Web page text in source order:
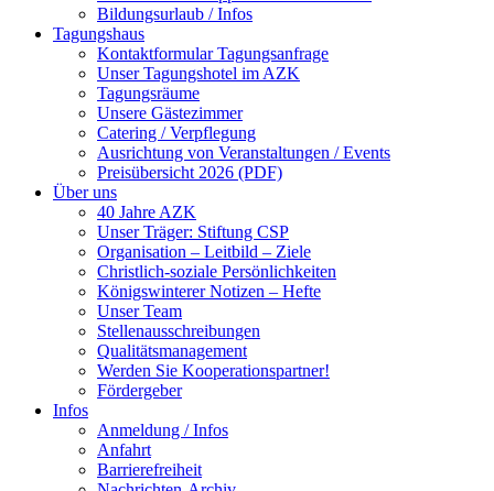
Bildungsurlaub / Infos
Tagungshaus
Kontaktformular Tagungsanfrage
Unser Tagungshotel im AZK
Tagungsräume
Unsere Gästezimmer
Catering / Verpflegung
Ausrichtung von Veranstaltungen / Events
Preisübersicht 2026 (PDF)
Über uns
40 Jahre AZK
Unser Träger: Stiftung CSP
Organisation – Leitbild – Ziele
Christlich-soziale Persönlichkeiten
Königswinterer Notizen – Hefte
Unser Team
Stellenausschreibungen
Qualitätsmanagement
Werden Sie Kooperationspartner!
Fördergeber
Infos
Anmeldung / Infos
Anfahrt
Barrierefreiheit